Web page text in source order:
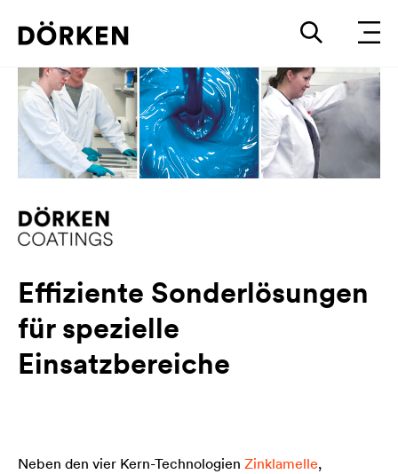
Effiziente Sonderlösungen
für spezielle
Einsatzbereiche
Neben den vier Kern-Technologien Zinklamelle,